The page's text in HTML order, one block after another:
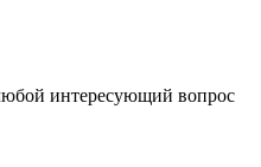
интересующий вопрос